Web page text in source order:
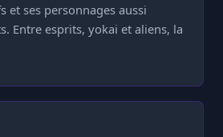
et ses personnages aussi
Entre esprits, yokai et aliens, la